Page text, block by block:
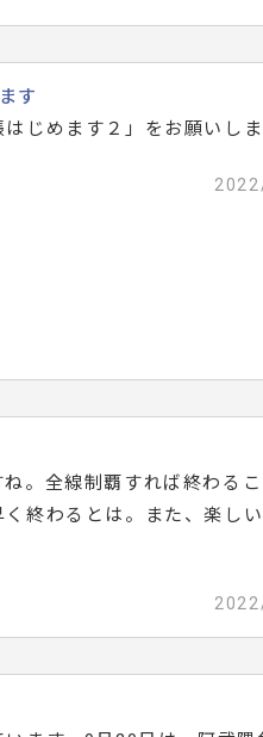
す
じめます２」をお願いしま
。全線制覇すれば終わる
く終わるとは。また、楽し